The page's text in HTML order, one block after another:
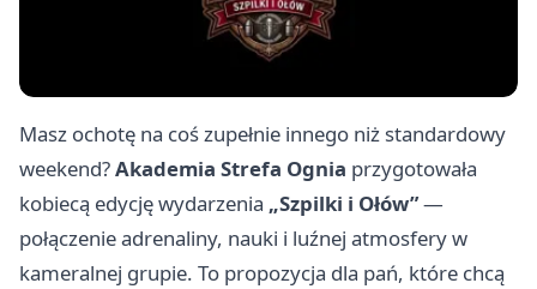
Masz ochotę na coś zupełnie innego niż standardowy
weekend?Akademia Strefa Ognia przygotowała
kobiecą edycję wydarzenia „Szpilki i Ołów”—
połączenie adrenaliny, nauki i luźnej atmosfery w
kameralnej grupie. To propozycja dla pań, które chcą